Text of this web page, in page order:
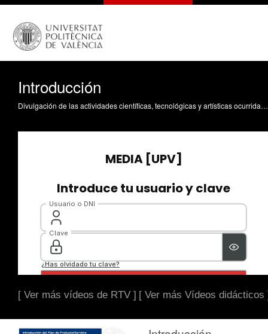
Introducción
Divulgación de las actividades científicas, tecnológicas y artísticas ocurridas en los tres campus de la UPV
[ Ver más vídeos de RTV ] [ Ver más Vídeos didácticos